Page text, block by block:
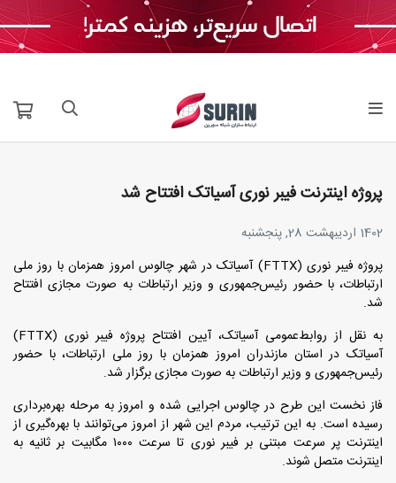
پروژه اینترنت فیبر نوری آسیاتک افتتاح شد
1402 اردیبهشت 28, پنجشنبه
پروژه فیبر نوری (FTTX) آسیاتک در شهر چالوس امروز همزمان با روز ملی
ارتباطات، با حضور رئیس‌جمهوری و وزیر ارتباطات به صورت مجازی افتتاح
شد.
به نقل از روابط‌عمومی آسیاتک، آیین افتتاح پروژه فیبر نوری (FTTX)
آسیاتک در استان مازندران امروز همزمان با روز ملی ارتباطات، با حضور
رئیس‌جمهوری و وزیر ارتباطات به صورت مجازی برگزار شد.
فاز نخست این طرح در چالوس اجرایی شده و امروز به مرحله بهره‌برداری
رسیده است. به این ترتیب، مردم این شهر از امروز می‌توانند با بهره‌گیری از
اینترنت پر سرعت مبتنی بر فیبر نوری تا سرعت ۱۰۰۰ مگابیت بر ثانیه به
اینترنت متصل شوند.